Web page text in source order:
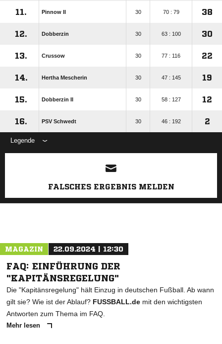
11. Pinnow II 30 70 : 79 38
12. Dobberzin 30 63 : 100 30
13. Crussow 30 77 : 116 22
14. Hertha Mescherin 30 47 : 145 19
15. Dobberzin II 30 58 : 127 12
16. PSV Schwedt 30 46 : 192 2
Legende
ANZEIGE
FALSCHES ERGEBNIS MELDEN
MAGAZIN 22.09.2024 | 12:30
FAQ: EINFÜHRUNG DER
"KAPITÄNSREGELUNG"
Die "Kapitänsregelung" hält Einzug in deutschen Fußball. Ab wann
gilt sie? Wie ist der Ablauf? FUSSBALL.de mit den wichtigsten
Antworten zum Thema im FAQ.
Mehr lesen